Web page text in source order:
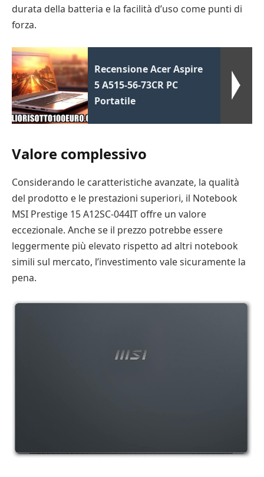
durata della batteria e la facilità d’uso come punti di
forza.
Recensione Acer Aspire
5 A515-56-73CR PC
Portatile
Valore complessivo
Considerando le caratteristiche avanzate, la qualità
del prodotto e le prestazioni superiori, il Notebook
MSI Prestige 15 A12SC-044IT offre un valore
eccezionale. Anche se il prezzo potrebbe essere
leggermente più elevato rispetto ad altri notebook
simili sul mercato, l’investimento vale sicuramente la
pena.